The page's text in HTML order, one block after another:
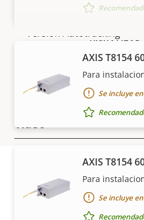
de
la
Versión Autotracking
Ayuda de orientación
Vídeo
propiedad
Valor
la
Máxima resolución de
Máximo de imágenes por
segundo
VISUALIZAR
AXIS T8154
Para
Se incluye
AXIS T8154
Para
Se incluye